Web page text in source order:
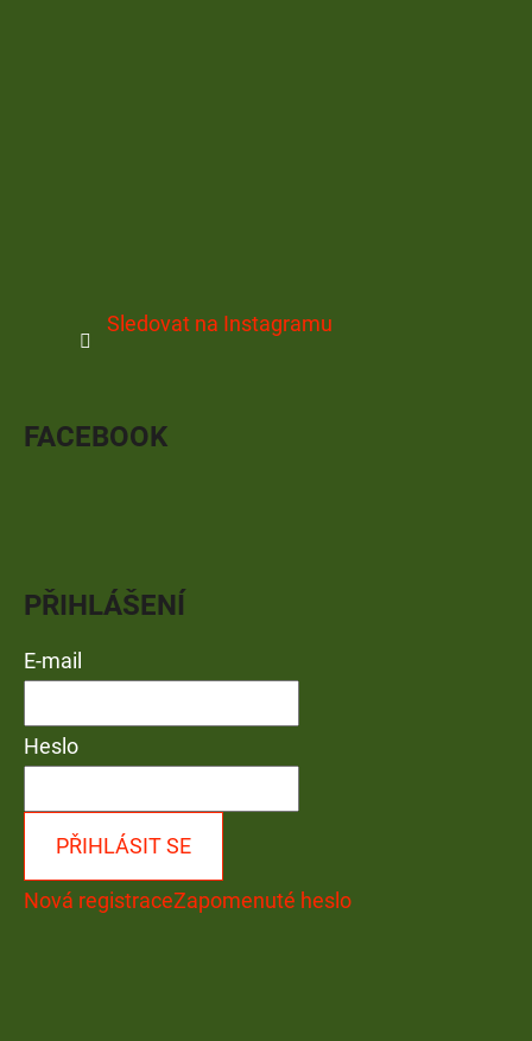
Sledovat na Instagramu
FACEBOOK
PŘIHLÁŠENÍ
E-mail
Heslo
PŘIHLÁSIT SE
Nová registraceZapomenuté heslo